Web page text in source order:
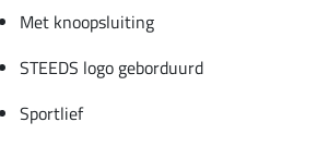
Met knoopsluiting
STEEDS logo geborduurd
Sportlief